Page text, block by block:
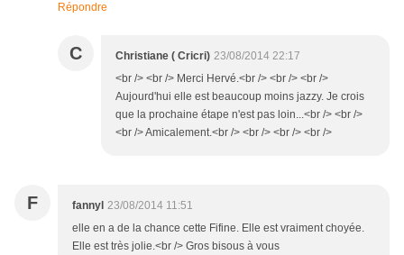
Répondre
C Christiane ( Cricri) 23/08/2014 22:17
<br /> <br /> Merci Hervé.<br /> <br /> <br />
Aujourd'hui elle est beaucoup moins jazzy. Je crois
que la prochaine étape n'est pas loin...<br /> <br />
<br /> Amicalement.<br /> <br /> <br /> <br />
F fannyl 23/08/2014 11:51
elle en a de la chance cette Fifine. Elle est vraiment choyée.
Elle est très jolie.<br /> Gros bisous à vous